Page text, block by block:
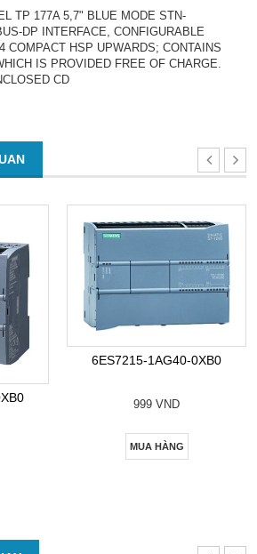
TP 177A 5,7" BLUE MODE STN-
DP INTERFACE, CONFIGURABLE
COMPACT HSP UPWARDS; CONTAINS
IS PROVIDED FREE OF CHARGE.
CD
6ES7215-1AG40-0XB0
999 VND
MUA HÀNG